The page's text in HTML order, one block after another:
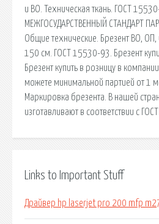
и ВО. Техническая ткань. ГОСТ
МЕЖГОСУДАРСТВЕННЫЙ СТАНДАРТ
Общие технические. Брезент ВО,
150 см. ГОСТ 15530-93. Брезент
Брезент купить в розницу в
можете минимальной партией от 1
Маркировка брезента. В нашей
изготавливают в соответствии с
Links to Important Stuff
Драйвер hp laserjet pro 200 mfp